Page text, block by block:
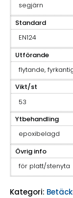
segjärn
Standard
EN124
Utförande
flytande,
Vikt/st
53
Ytbehandling
epoxibelagd
Övrig info
för platt/stenyta
Kategori: